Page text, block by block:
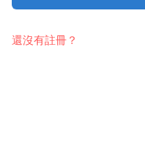
還沒有註冊？